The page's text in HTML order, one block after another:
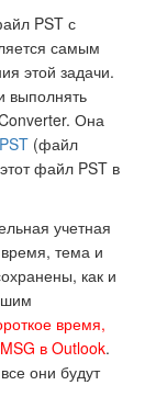
PST с
самым
этой задачи.
выполнять
Она
(файл
файл PST в
учетная
тема и
как и
время,
в Outlook.
они будут